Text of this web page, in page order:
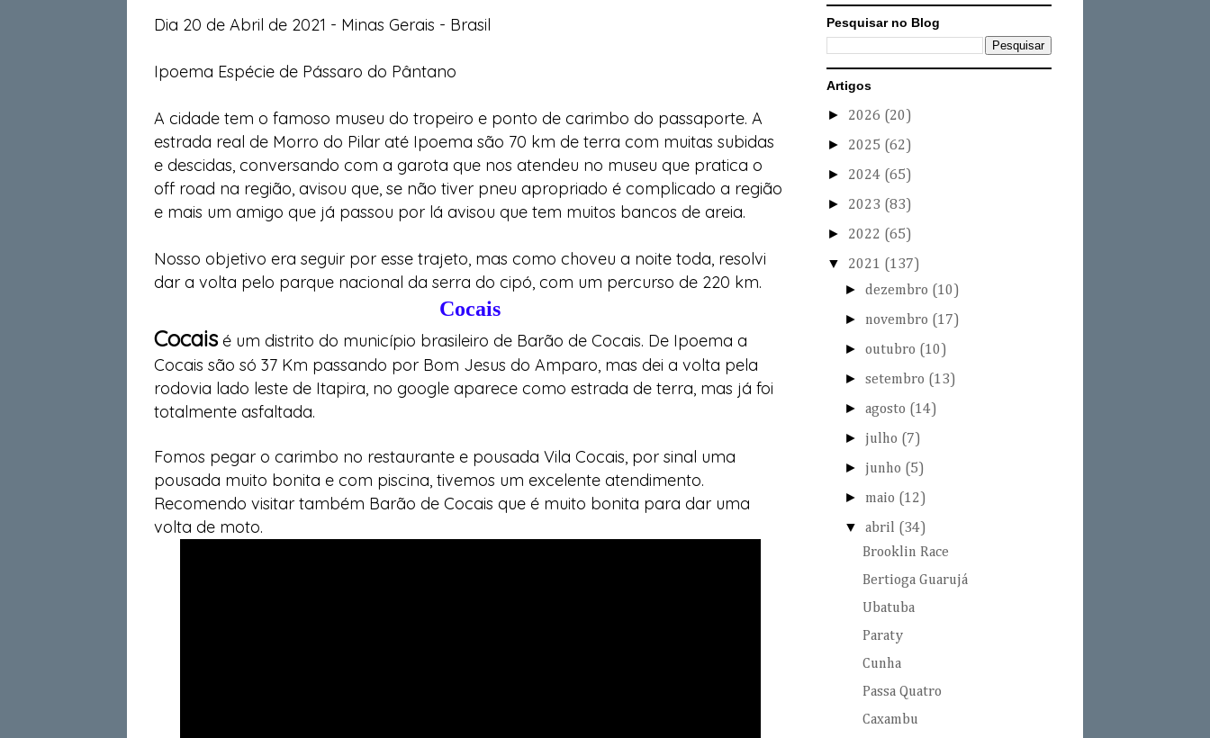
Dia 20 de Abril de 2021 - Minas Gerais - Brasil
Ipoema Espécie de Pássaro do Pântano
A cidade tem o famoso museu do tropeiro e ponto de carimbo do passaporte. A
estrada real de Morro do Pilar até Ipoema são 70 km de terra com muitas subidas
e descidas, conversando com a garota que nos atendeu no museu que pratica o
off road na região, avisou que, se não tiver pneu apropriado é complicado a região
e mais um amigo que já passou por lá avisou que tem muitos bancos de areia.
Nosso objetivo era seguir por esse trajeto, mas como choveu a noite toda, resolvi
dar a volta pelo parque nacional da serra do cipó, com um percurso de 220 km.
Cocais
Cocais é um distrito do município brasileiro de Barão de Cocais. De Ipoema a
Cocais são só 37 Km passando por Bom Jesus do Amparo, mas dei a volta pela
rodovia lado leste de Itapira, no google aparece como estrada de terra, mas já foi
totalmente asfaltada.
Fomos pegar o carimbo no restaurante e pousada Vila Cocais, por sinal uma
pousada muito bonita e com piscina, tivemos um excelente atendimento.
Recomendo visitar também Barão de Cocais que é muito bonita para dar uma
volta de moto.
Pesquisar no Blog
Artigos
► 2026 (20)
► 2025 (62)
► 2024 (65)
► 2023 (83)
► 2022 (65)
▼ 2021 (137)
►dezembro (10)
► novembro (17)
►outubro (10)
►setembro (13)
►agosto (14)
► julho (7)
► junho (5)
► maio (12)
▼abril (34)
Brooklin Race
Bertioga Guarujá
Ubatuba
Paraty
Cunha
Passa Quatro
Caxambu